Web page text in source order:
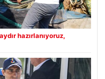
hazırlanıyoruz,